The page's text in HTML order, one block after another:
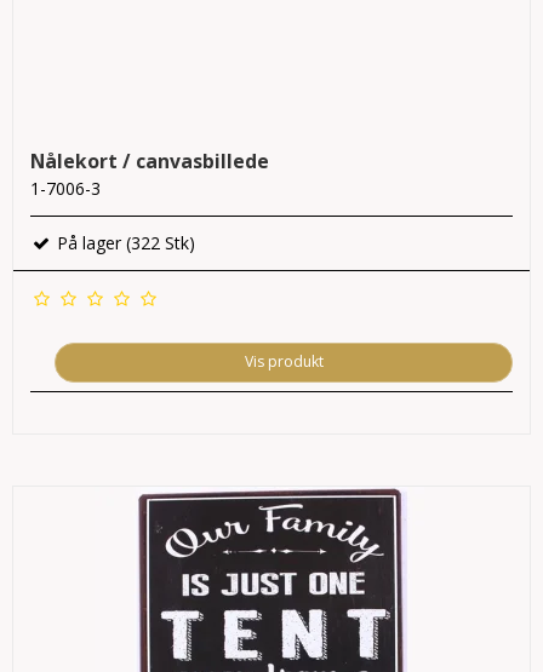
Nålekort / canvasbillede
1-7006-3
På lager (322 Stk)
Vis produkt